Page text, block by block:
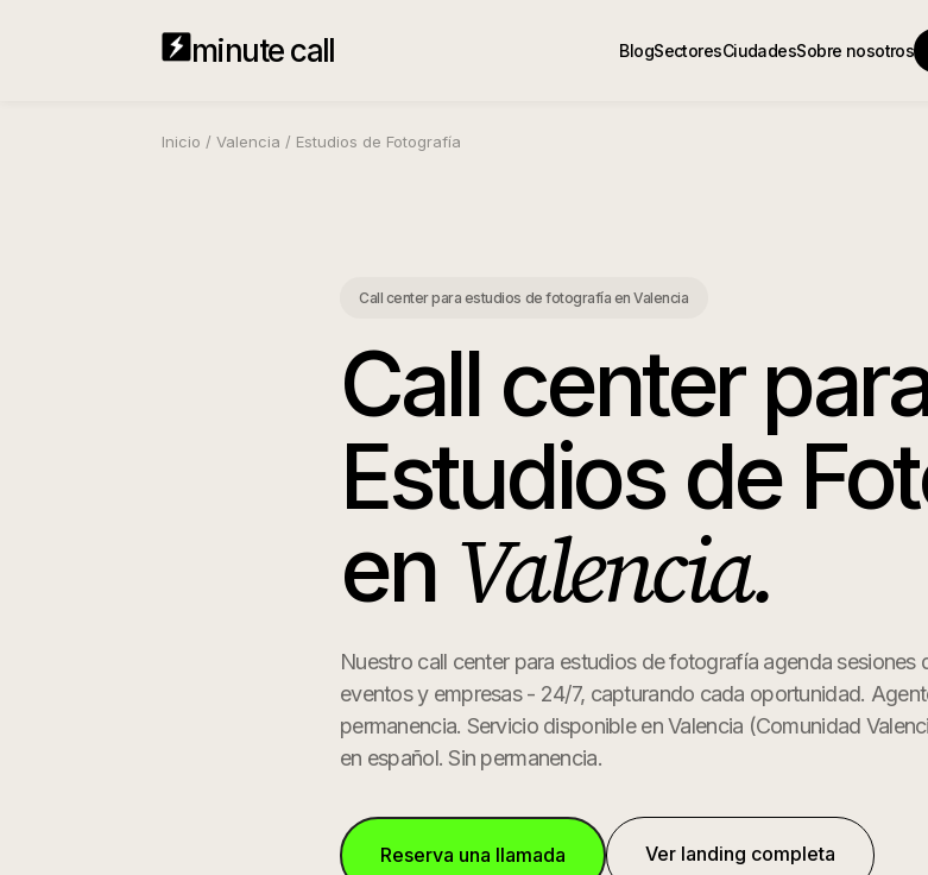
minute call BlogSectoresCiudadesSobre nosotros
Inicio / Valencia / Estudios de Fotografía
Call center para estudios de fotografía enValencia
Call center
Estudios de
en Valencia.
Nuestro call center para estudios de fotografía agenda sesiones
eventos y empresas - 24/7, capturando cada oportunidad.
permanencia. Servicio disponible enValencia (Comunidad
en español. Sin permanencia.
Reserva una llamada Ver landing completa